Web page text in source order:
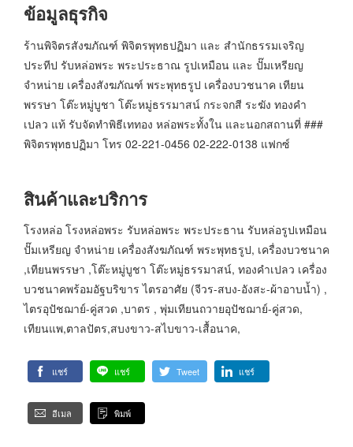
ข้อมูลธุรกิจ
ร้านพิจิตรสังฆภัณฑ์ พิจิตรพุทธปฏิมา และ สำนักธรรมเจริญ
ประทีป รับหล่อพระ พระประธาณ รูปเหมือน และ ปั๊มเหรียญ
จำหน่าย เครื่องสังฆภัณฑ์ พระพุทธรูป เครื่องบวชนาค เทียน
พรรษา โต๊ะหมู่บูชา โต๊ะหมู่ธรรมาสน์ กระจกสี ระฆัง ทองคำ
เปลว แท้ รับจัดทำพิธีเททอง หล่อพระทั้งใน และนอกสถานที่ ###
พิจิตรพุทธปฏิมา โทร 02-221-0456 02-222-0138 แฟกซ์
สินค้าและบริการ
โรงหล่อ โรงหล่อพระ รับหล่อพระ พระประธาน รับหล่อรูปเหมือน
ปั๊มเหรียญ จำหน่าย เครื่องสังฆภัณฑ์ พระพุทธรูป, เครื่องบวชนาค
,เทียนพรรษา ,โต๊ะหมู่บูชา โต๊ะหมู่ธรรมาสน์, ทองคำเปลว เครื่อง
บวชนาคพร้อมอัฐบริขาร ไตรอาศัย (จีวร-สบง-อังสะ-ผ้าอาบน้ำ) ,
ไตรอุปัชฌาย์-คู่สวด ,บาตร , พุ่มเทียนถวายอุปัชฌาย์-คู่สวด,
เทียนแพ,ตาลปัตร,สบงขาว-สไบขาว-เสื้อนาค,
แชร์ แชร์ Tweet แชร์
อีเมล พิมพ์